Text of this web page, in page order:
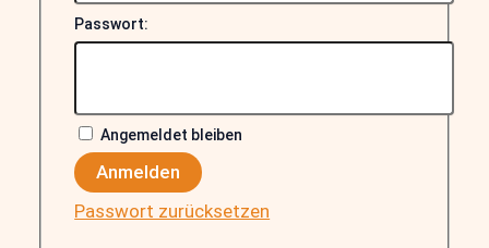
Passwort:
Angemeldet bleiben
Anmelden
Passwort zurücksetzen